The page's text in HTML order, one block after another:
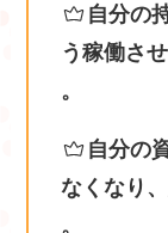
自分の
う稼働さ
。
自分の
なくなり
。